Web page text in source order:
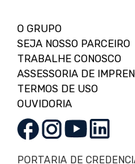
O GRUPO
SEJA NOSSO PARCEIRO
TRABALHE CONOSCO
ASSESSORIA DE
TERMOS DE USO
OUVIDORIA
PORTARIA DE